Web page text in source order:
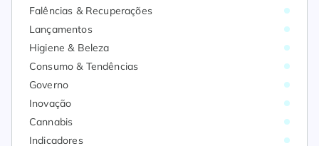
Falências & Recuperações
Lançamentos
Higiene & Beleza
Consumo & Tendências
Governo
Inovação
Cannabis
Indicadores